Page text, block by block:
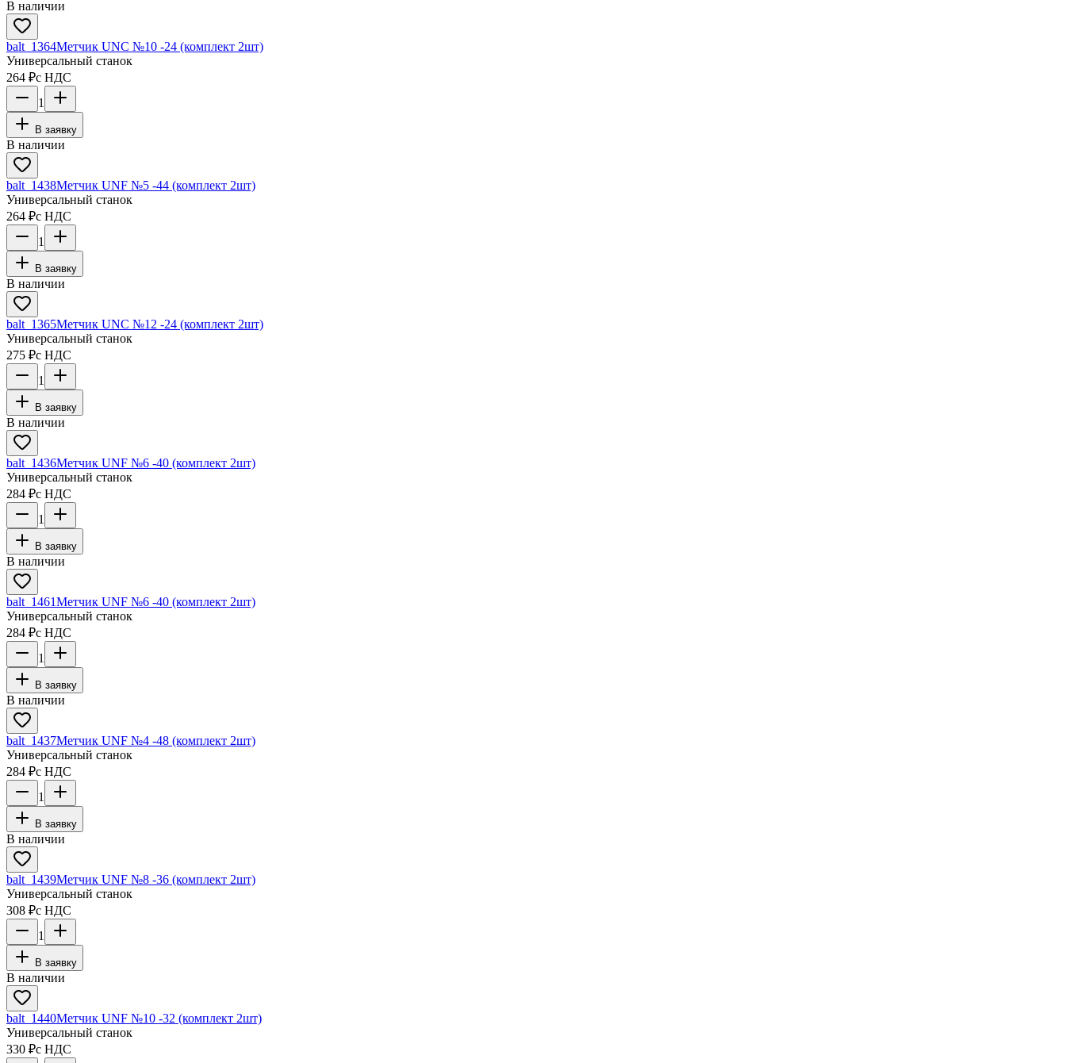
В наличии
balt_1364Метчик UNC №10 -24 (комплект 2шт)
Универсальный станок
264 ₽с НДС
1
В заявку
В наличии
balt_1438Метчик UNF №5 -44 (комплект 2шт)
Универсальный станок
264 ₽с НДС
1
В заявку
В наличии
balt_1365Метчик UNC №12 -24 (комплект 2шт)
Универсальный станок
275 ₽с НДС
1
В заявку
В наличии
balt_1436Метчик UNF №6 -40 (комплект 2шт)
Универсальный станок
284 ₽с НДС
1
В заявку
В наличии
balt_1461Метчик UNF №6 -40 (комплект 2шт)
Универсальный станок
284 ₽с НДС
1
В заявку
В наличии
balt_1437Метчик UNF №4 -48 (комплект 2шт)
Универсальный станок
284 ₽с НДС
1
В заявку
В наличии
balt_1439Метчик UNF №8 -36 (комплект 2шт)
Универсальный станок
308 ₽с НДС
1
В заявку
В наличии
balt_1440Метчик UNF №10 -32 (комплект 2шт)
Универсальный станок
330 ₽с НДС